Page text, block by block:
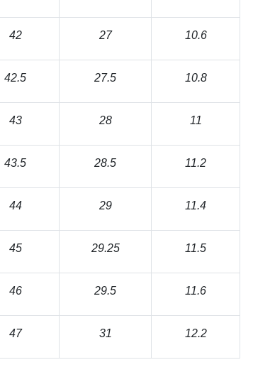
42 27 10.6
42.5 27.5 10.8
43 28 11
43.5 28.5 11.2
44 29 11.4
45 29.25 11.5
46 29.5 11.6
47 31 12.2